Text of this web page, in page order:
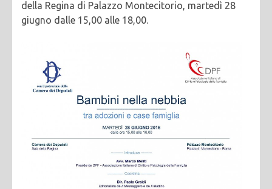
della Regina di Palazzo Montecitorio, martedì 28
giugno dalle 15,00 alle 18,00.